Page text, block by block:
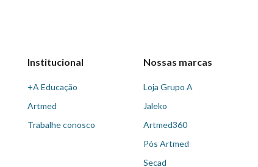
Institucional
+A Educação
Artmed
Trabalhe conosco
Nossas marcas
Loja Grupo A
Jaleko
Artmed360
Pós Artmed
Secad